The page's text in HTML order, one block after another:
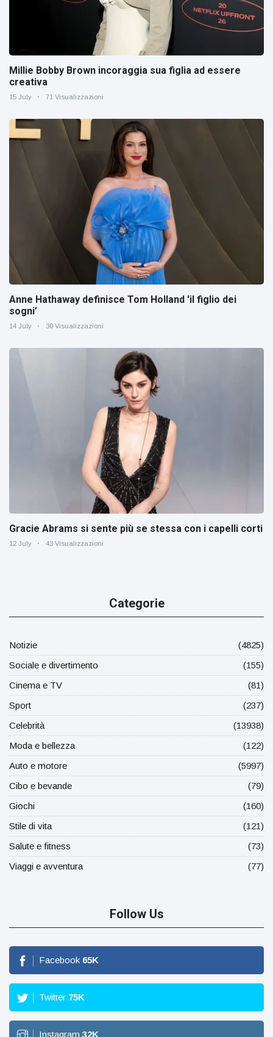
Millie Bobby Brown incoraggia sua figlia ad essere
creativa
15 July 71 Visualizzazioni
Anne Hathaway definisce Tom Holland 'il figlio dei
sogni’
14 July 30 Visualizzazioni
Gracie Abrams si sente più se stessa con i capelli corti
12 July 43 Visualizzazioni
Categorie
Notizie
(4825)
Sociale e divertimento
(155)
Cinema e TV
(81)
Sport
(237)
Celebrità
(13938)
Moda e bellezza
(122)
Auto e motore
(5997)
Cibo e bevande
(79)
Giochi
(160)
Stile di vita
(121)
Salute e fitness
(73)
Viaggi e avventura
(77)
Follow Us
Facebook 65K
Twitter 75K
Instagram 32K